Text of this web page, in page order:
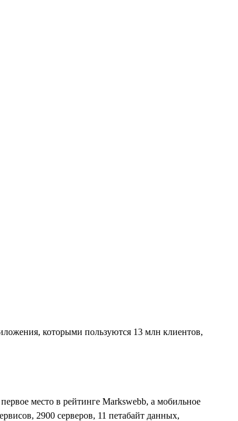
которыми пользуются 13 млн клиентов,
место в рейтинге Markswebb, а мобильное
2900 серверов, 11 петабайт данных,